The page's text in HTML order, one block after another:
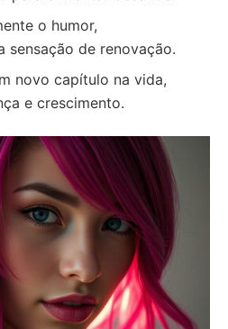
o humor,
sensação de renovação.
novo capítulo na vida,
e crescimento.